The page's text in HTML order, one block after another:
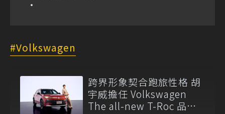
Volkswagen
跨界形象契合跑旅性格 胡
宇威擔任 Volkswagen
The all-new T-Roc 品牌